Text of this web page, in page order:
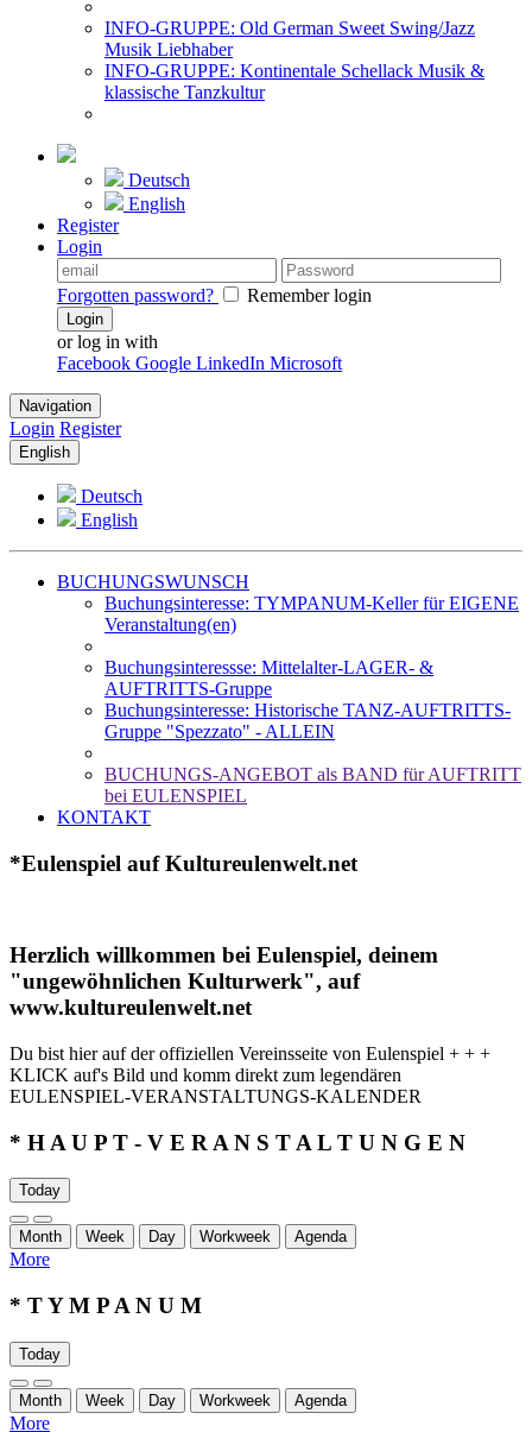
INFO-GRUPPE: Old German Sweet Swing/Jazz
Musik Liebhaber
INFO-GRUPPE: Kontinentale Schellack Musik &
klassische Tanzkultur
Deutsch
English
Register
Login
Forgotten password? Remember login
Login
or log in with
Facebook Google LinkedIn Microsoft
Navigation
Login Register
English
Deutsch
English
BUCHUNGSWUNSCH
Buchungsinteresse: TYMPANUM-Keller für EIGENE
Veranstaltung(en)
Buchungsinteressse: Mittelalter-LAGER- &
AUFTRITTS-Gruppe
Buchungsinteresse: Historische TANZ-AUFTRITTS-
Gruppe "Spezzato" - ALLEIN
BUCHUNGS-ANGEBOT als BAND für AUFTRITT
bei EULENSPIEL
KONTAKT
*Eulenspiel auf Kultureulenwelt.net
Herzlich willkommen bei Eulenspiel, deinem
"ungewöhnlichen Kulturwerk", auf
www.kultureulenwelt.net
Du bist hier auf der offiziellen Vereinsseite von Eulenspiel + + +
KLICK auf's Bild und komm direkt zum legendären
EULENSPIEL-VERANSTALTUNGS-KALENDER
* H A U P T - V E R A N S T A L T U N G E N
Today
Month Week Day Workweek Agenda
More
* T Y M P A N U M
Today
Month Week Day Workweek Agenda
More